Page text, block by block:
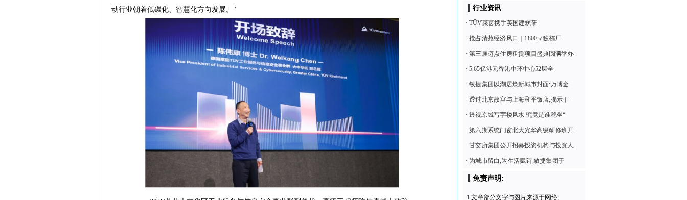
动行业朝着低碳化、智慧化方向发展。"
行业资讯
· TÜV莱茵携手英国建筑研
· 抢占清苑经济风口｜1800㎡独栋厂
· 第三届迈点住房租赁项目盛典圆满举办
· 5.65亿港元香港中环中心52层全
· 敏捷集团以湖居焕新城市封面:万博金
· 透过北京故宫与上海和平饭店,揭示丁
· 透视京城写字楼风水:究竟是谁稳坐“
· 第六期系统门窗北大光华高级研修班开
· 甘交所集团公开招募投资机构与投资人
· 为城市留白,为生活赋诗:敏捷集团于
免责声明:
1.文章部分文字与图片来源于网络;